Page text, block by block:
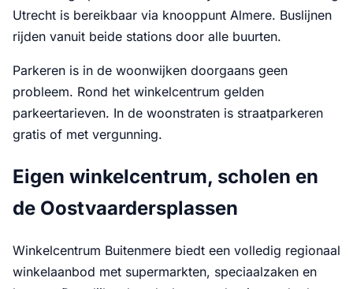
Utrecht is bereikbaar via knooppunt Almere. Buslijnen
rijden vanuit beide stations door alle buurten.
Parkeren is in de woonwijken doorgaans geen
probleem. Rond het winkelcentrum gelden
parkeertarieven. In de woonstraten is straatparkeren
gratis of met vergunning.
Eigen winkelcentrum, scholen en
de Oostvaardersplassen
Winkelcentrum Buitenmere biedt een volledig regionaal
winkelaanbod met supermarkten, speciaalzaken en